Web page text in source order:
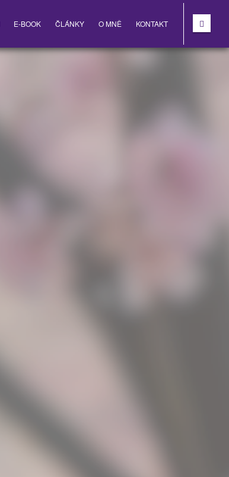
E-BOOK ČLÁNKY O MNĚ KONTAKT